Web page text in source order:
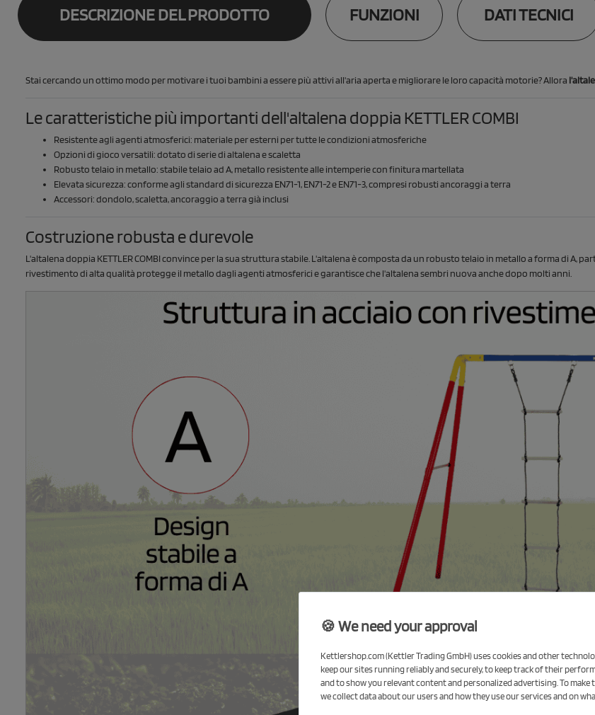
DESCRIZIONE DEL PRODOTTO FUNZIONI DATI TECNICI
Stai cercando un ottimo modo per motivare i tuoi bambini a essere più attivi all'aria aperta e migliorare le loro capacità motorie? Allora
Le caratteristiche più importanti dell'altalena doppia KETTLER COMBI
Resistente agli agenti atmosferici: materiale per esterni per tutte le condizioni atmosferiche
Opzioni di gioco versatili: dotato di serie di altalena e scaletta
Robusto telaio in metallo: stabile telaio ad A, metallo resistente alle intemperie con finitura martellata
Elevata sicurezza: conforme agli standard di sicurezza EN71-1, EN71-2 e EN71-3, compresi robusti ancoraggi a terra
Accessori: dondolo, scaletta, ancoraggio a terra già inclusi
Costruzione robusta e durevole
L'altalena doppia KETTLER COMBI convince per la sua struttura stabile. L'altalena è composta da un robusto telaio in metallo a forma di A,
rivestimento di alta qualità protegge il metallo dagli agenti atmosferici e garantisce che l'altalena sembri nuova anche dopo molti anni.
🍪 We need your approval
Kettlershop.com (Kettler Trading GmbH) uses cookies and other
keep our sites running reliably and securely, to keep track of their
and to show you relevant content and personalized advertising. To make
we collect data about our users and how they use our services and on